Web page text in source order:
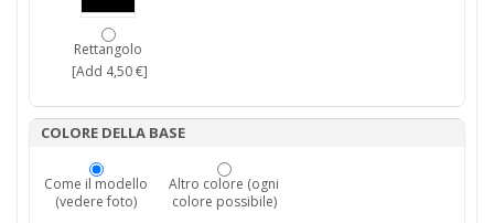
Rettangolo
[Add 4,50 €]
COLORE DELLA BASE
Come il modello
(vedere foto)
Altro colore (ogni
colore possibile)